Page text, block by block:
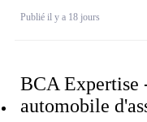
Publié il y a 18 jours
BCA Expertise
automobile